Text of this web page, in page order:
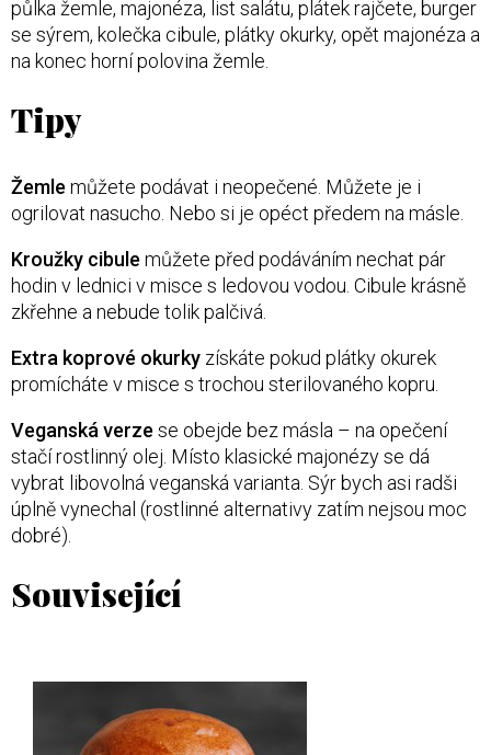
půlka žemle, majonéza, list salátu, plátek rajčete, burger
se sýrem, kolečka cibule, plátky okurky, opět majonéza a
na konec horní polovina žemle.
Tipy
Žemle můžete podávat i neopečené. Můžete je i
ogrilovat nasucho. Nebo si je opéct předem na másle.
Kroužky cibule můžete před podáváním nechat pár
hodin v lednici v misce s ledovou vodou. Cibule krásně
zkřehne a nebude tolik palčivá.
Extra koprové okurky získáte pokud plátky okurek
promícháte v misce s trochou sterilovaného kopru.
Veganská verze se obejde bez másla – na opečení
stačí rostlinný olej. Místo klasické majonézy se dá
vybrat libovolná veganská varianta. Sýr bych asi radši
úplně vynechal (rostlinné alternativy zatím nejsou moc
dobré).
Související